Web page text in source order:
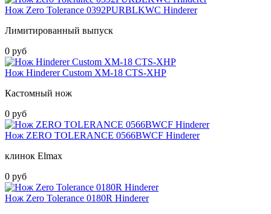
Нож Zero Tolerance 0392PURBLKWC Hinderer
Лимитированный выпуск
0 руб
Нож Hinderer Custom XM-18 CTS-XHP
Кастомный нож
0 руб
Нож ZERO TOLERANCE 0566BWCF Hinderer
клинок Elmax
0 руб
Нож Zero Tolerance 0180R Hinderer